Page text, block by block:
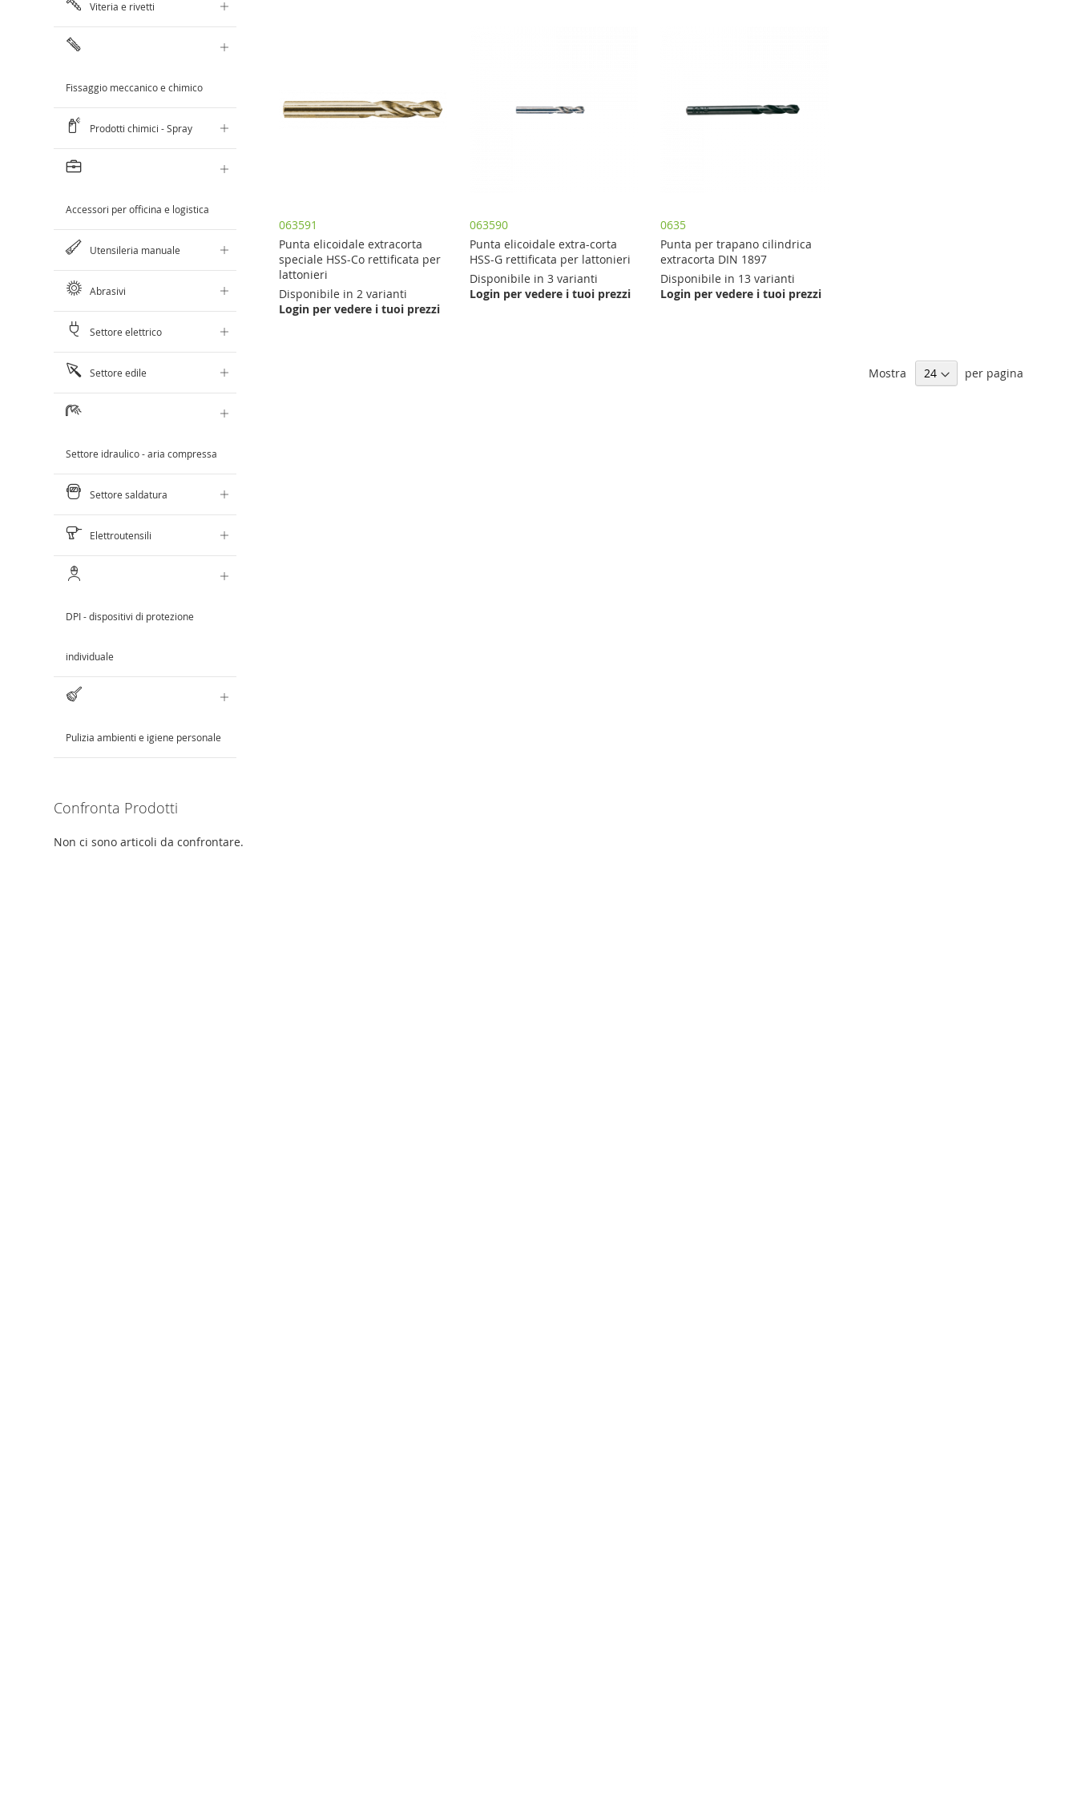
063591
Punta elicoidale extracorta
speciale HSS-Co rettificata per
lattonieri
Disponibile in 2 varianti
Login per vedere i tuoi prezzi
Aggiungi al Carrello
AGGIUNGI
AL
CONFRONTO
063590
Punta elicoidale extra-corta
HSS-G rettificata per lattonieri
Disponibile in 3 varianti
Login per vedere i tuoi prezzi
AGGIUNGI
AL
CONFRONTO
0635
Punta per trapano cilindrica
extracorta DIN 1897
Disponibile in 13 varianti
Login per vedere i tuoi prezzi
AGGIUNGI
AL
CONFRONTO
Mostra per pagina
Viteria e rivetti
Fissaggio meccanico e chimico
Prodotti chimici - Spray
Accessori per officina e logistica
Utensileria manuale
Abrasivi
Settore elettrico
Settore edile
Settore idraulico - aria compressa
Settore saldatura
Elettroutensili
DPI - dispositivi di protezione
individuale
Pulizia ambienti e igiene personale
Confronta Prodotti
Non ci sono articoli da confrontare.